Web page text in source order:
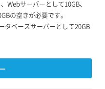
Webサーバーとして10GB、
の空きが必要です。
タベースサーバーとして20GB